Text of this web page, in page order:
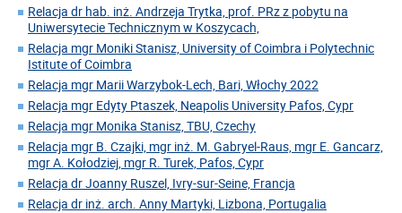
Relacja dr hab. inż. Andrzeja Trytka, prof. PRz z pobytu na
Uniwersytecie Technicznym w Koszycach,
Relacja mgr Moniki Stanisz, University of Coimbra i Polytechnic
Istitute of Coimbra
Relacja mgr Marii Warzybok-Lech, Bari, Włochy 2022
Relacja mgr Edyty Ptaszek, Neapolis University Pafos, Cypr
Relacja mgr Monika Stanisz, TBU, Czechy
Relacja mgr B. Czajki, mgr inż. M. Gabryel-Raus, mgr E. Gancarz,
mgr A. Kołodziej, mgr R. Turek, Pafos, Cypr
Relacja dr Joanny Ruszel, Ivry-sur-Seine, Francja
Relacja dr inż. arch. Anny Martyki, Lizbona, Portugalia